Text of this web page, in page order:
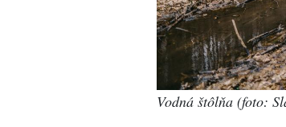
Vodná štôlňa (foto: